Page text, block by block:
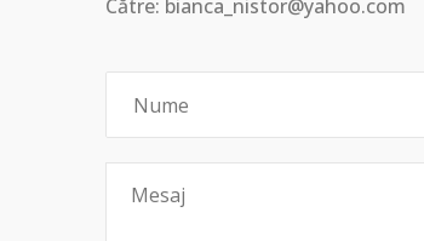
Către: bianca_nistor@yahoo.com